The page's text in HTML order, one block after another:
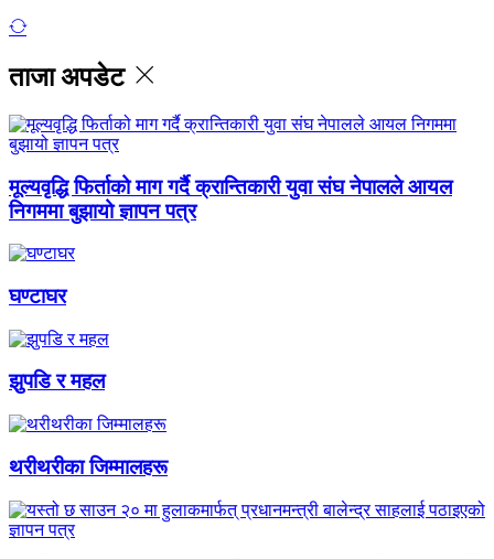
ताजा अपडेट
मूल्यवृद्धि फिर्ताको माग गर्दै क्रान्तिकारी युवा संघ नेपालले आयल
निगममा बुझायो ज्ञापन पत्र
घण्टाघर
झुपडि र महल
थरीथरीका जिम्मालहरू